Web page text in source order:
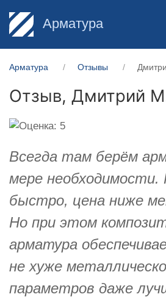
Арматура
Арматура Отзывы
Отзыв, Дмитрий
Всегда там берём
мере необходимости.
быстро, цена ниже
Но при этом
арматура
не хуже
параметров даже